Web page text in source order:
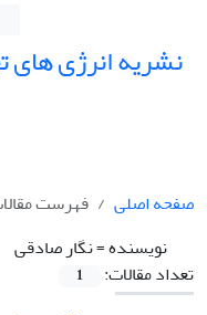
نشریه انرژی های
صفحه اصلی
فهرست
نویسنده =نگار صادقی
تعداد مقالات:
1